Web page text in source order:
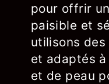
pour offrir
paisible et
utilisons
et adaptés
et de peau